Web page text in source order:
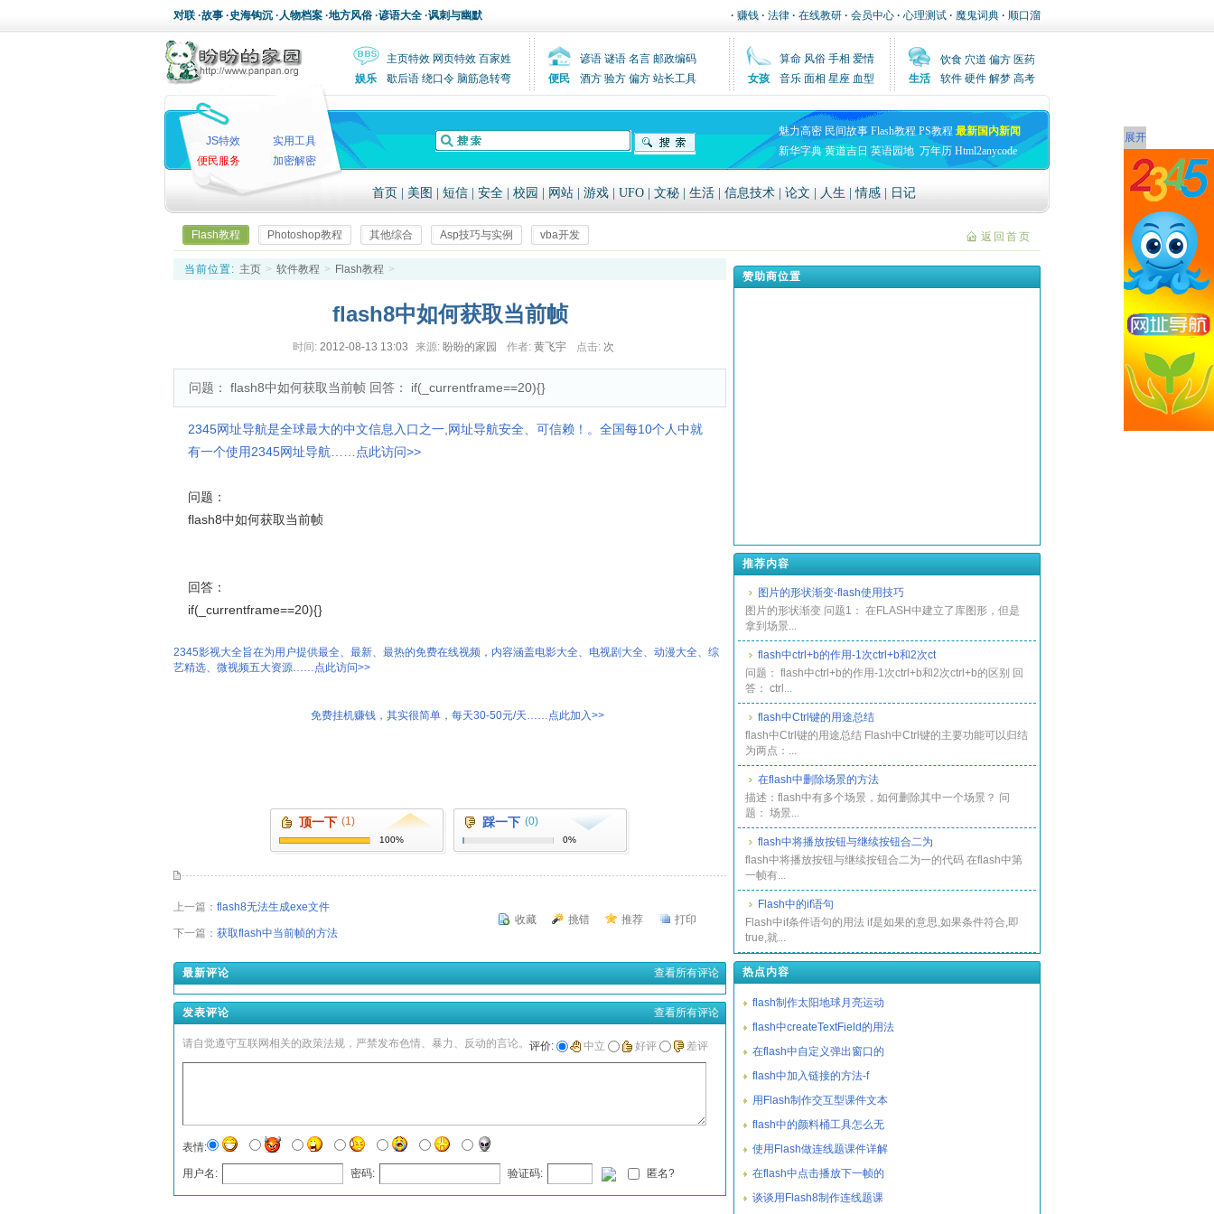
展开
对联 ·故事 ·史海钩沉 ·人物档案 ·地方风俗 ·谚语大全 ·讽刺与幽默 · 赚钱 · 法律 · 在线教研 · 会员中心 · 心理测试 · 魔鬼词典 · 顺口溜
主页特效 网页特效 百家姓
娱乐
歇后语 绕口令 脑筋急转弯
谚语 谜语 名言 邮政编码
便民
酒方 验方 偏方 站长工具
算命 风俗 手相 爱情
女孩
音乐 面相 星座 血型
饮食 穴道 偏方 医药
生活
软件 硬件 解梦 高考
JS特效
实用工具
便民服务
加密解密
魅力高密 民间故事 Flash教程 PS教程 最新国内新闻
新华字典 黄道吉日 英语园地 万年历 Html2anycode
首页 美图 短信 安全 校园 网站 游戏 UFO 文秘 生活 信息技术 论文 人生 |情感 日记
Flash教程 Photoshop教程 其他综合 Asp技巧与实例 vba开发 返回首页
当前位置: 主页 > 软件教程 > Flash教程 >
flash8中如何获取当前帧
时间: 2012-08-13 13:03 来源: 盼盼的家园 作者: 黄飞宇 点击: 次
问题： flash8中如何获取当前帧 回答： if(_currentframe==20){}
2345网址导航是全球最大的中文信息入口之一,网址导航安全、可信赖！。全国每10个人中就
有一个使用2345网址导航……点此访问>>
问题：
flash8中如何获取当前帧
回答：
if(_currentframe==20){}
2345影视大全旨在为用户提供最全、最新、最热的免费在线视频，内容涵盖电影大全、电视剧大全、动漫大全、综
艺精选、微视频五大资源……点此访问>>
免费挂机赚钱，其实很简单，每天30-50元/天……点此加入>>
顶一下 (1)
100%
踩一下 (0)
0%
上一篇： flash8无法生成exe文件
下一篇： 获取flash中当前帧的方法
收藏 挑错 推荐 打印
最新评论 查看所有评论
发表评论 查看所有评论
请自觉遵守互联网相关的政策法规，严禁发布色情、暴力、反动的言论。 评价: 中立 好评 差评
表情:
用户名: 密码: 验证码: 匿名?
赞助商位置
推荐内容
图片的形状渐变-flash使用技巧
图片的形状渐变 问题1： 在FLASH中建立了库图形，但是
拿到场景...
flash中ctrl+b的作用-1次ctrl+b和2次ct
问题： flash中ctrl+b的作用-1次ctrl+b和2次ctrl+b的区别 回
答： ctrl...
flash中Ctrl键的用途总结
flash中Ctrl键的用途总结 Flash中Ctrl键的主要功能可以归结
为两点：...
在flash中删除场景的方法
描述：flash中有多个场景，如何删除其中一个场景？ 问
题： 场景...
flash中将播放按钮与继续按钮合二为
flash中将播放按钮与继续按钮合二为一的代码 在flash中第
一帧有...
Flash中的if语句
Flash中if条件语句的用法 if是如果的意思,如果条件符合,即
true,就...
热点内容
flash制作太阳地球月亮运动
flash中createTextField的用法
在flash中自定义弹出窗口的
flash中加入链接的方法-f
用Flash制作交互型课件文本
flash中的颜料桶工具怎么无
使用Flash做连线题课件详解
在flash中点击播放下一帧的
谈谈用Flash8制作连线题课